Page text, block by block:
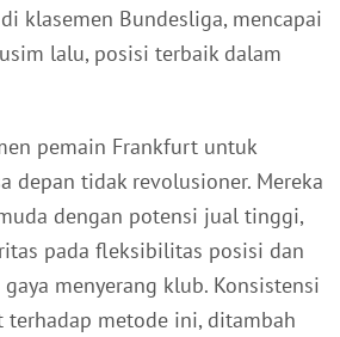
klasemen Bundesliga, mencapai
lalu, posisi terbaik dalam
pemain Frankfurt untuk
depan tidak revolusioner. Mereka
dengan potensi jual tinggi,
pada fleksibilitas posisi dan
menyerang klub. Konsistensi
metode ini, ditambah